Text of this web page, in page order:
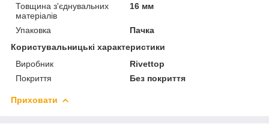
Товщина з'єднувальних
матеріалів
16 мм
Упаковка
Пачка
Користувальницькі характеристики
Виробник
Rivettop
Покриття
Без покриття
Приховати